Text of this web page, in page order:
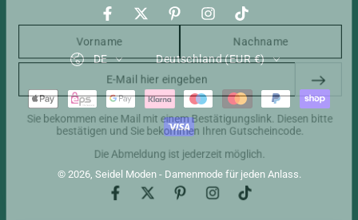
FacebookTwitterPinterestInstagramTikTok
© 2026, Seidel Moden - Damenmode für jeden Anlass.
Sprache
DE Deutschland (EUR €)
Zahlungsmöglichkeiten
Mail
hier
eingeben
Sie bekommen eine Mail mit einem Bestätigungslink. Diesen bitte
bestätigen und Sie bekommen Ihren Gutscheincode.
Die Abmeldung ist jederzeit möglich.